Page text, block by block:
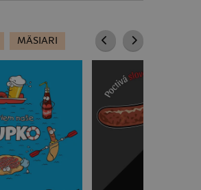
MÄSIARI